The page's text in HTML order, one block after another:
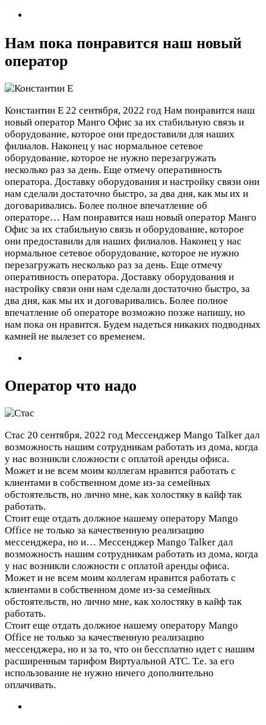
Нам пока понравится наш новый
оператор
Константин Е 22 сентября, 2022 год Нам понравится наш
новый оператор Манго Офис за их стабильную связь и
оборудование, которое они предоставили для наших
филиалов. Наконец у нас нормальное сетевое
оборудование, которое не нужно перезагружать
несколько раз за день. Еще отмечу оперативность
оператора. Доставку оборудования и настройку связи они
нам сделали достаточно быстро, за два дня, как мы их и
договаривались. Более полное впечатление об
операторе… Нам понравится наш новый оператор Манго
Офис за их стабильную связь и оборудование, которое
они предоставили для наших филиалов. Наконец у нас
нормальное сетевое оборудование, которое не нужно
перезагружать несколько раз за день. Еще отмечу
оперативность оператора. Доставку оборудования и
настройку связи они нам сделали достаточно быстро, за
два дня, как мы их и договаривались. Более полное
впечатление об операторе возможно позже напишу, но
нам пока он нравится. Будем надеться никаких подводных
камней не вылезет со временем.
Оператор что надо
Стас 20 сентября, 2022 год Мессенджер Mango Talker дал
возможность нашим сотрудникам работать из дома, когда
у нас возникли сложности с оплатой аренды офиса.
Может и не всем моим коллегам нравится работать с
клиентами в собственном доме из-за семейных
обстоятельств, но лично мне, как холостяку в кайф так
работать.
Стоит еще отдать должное нашему оператору Mango
Office не только за качественную реализацию
мессенджера, но и… Мессенджер Mango Talker дал
возможность нашим сотрудникам работать из дома, когда
у нас возникли сложности с оплатой аренды офиса.
Может и не всем моим коллегам нравится работать с
клиентами в собственном доме из-за семейных
обстоятельств, но лично мне, как холостяку в кайф так
работать.
Стоит еще отдать должное нашему оператору Mango
Office не только за качественную реализацию
мессенджера, но и за то, что он бессплатно идет с нашим
расширенным тарифом Виртуальной АТС. Т.е. за его
использование не нужно ничего дополнительно
оплачивать.